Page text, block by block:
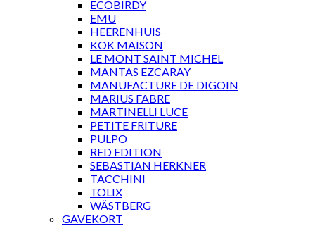
ECOBIRDY
EMU
HEERENHUIS
KOK MAISON
LE MONT SAINT MICHEL
MANTAS EZCARAY
MANUFACTURE DE DIGOIN
MARIUS FABRE
MARTINELLI LUCE
PETITE FRITURE
PULPO
RED EDITION
SEBASTIAN HERKNER
TACCHINI
TOLIX
WÄSTBERG
GAVEKORT